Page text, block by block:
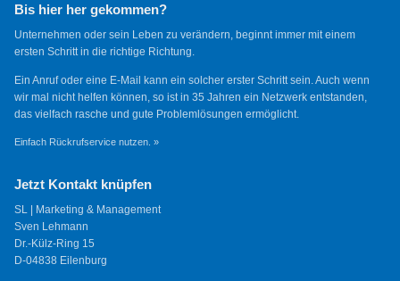
Bis hier her gekommen?
Unternehmen oder sein Leben zu verändern, beginnt immer mit einem
ersten Schritt in die richtige Richtung.
Ein Anruf oder eine E-Mail kann ein solcher erster Schritt sein. Auch wenn
wir mal nicht helfen können, so ist in 35 Jahren ein Netzwerk entstanden,
das vielfach rasche und gute Problemlösungen ermöglicht.
Einfach Rückrufservice nutzen. »
Jetzt Kontakt knüpfen
SL | Marketing & Management
Sven Lehmann
Dr.-Külz-Ring 15
D-04838 Eilenburg